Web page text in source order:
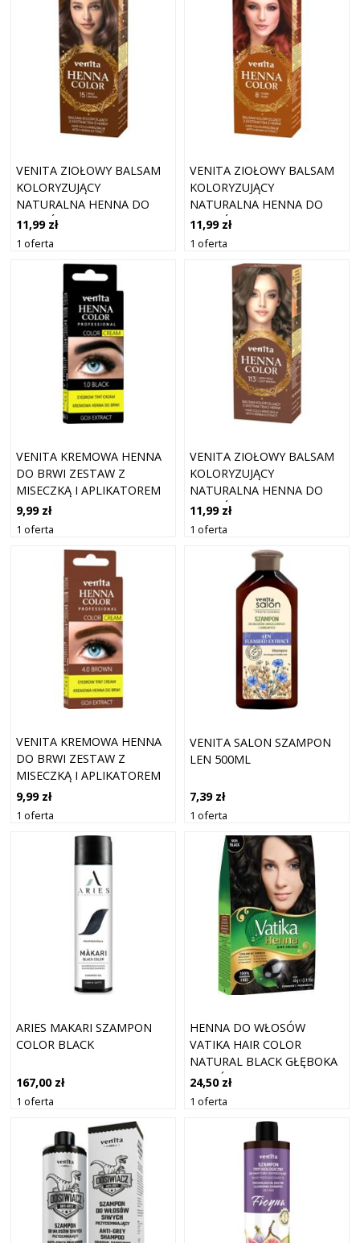
VENITA ZIOŁOWY BALSAM
KOLORYZUJĄCY
NATURALNA HENNA DO
WŁOSÓW 15 BRĄZ
11,99 zł
1 oferta
VENITA ZIOŁOWY BALSAM
KOLORYZUJĄCY
NATURALNA HENNA DO
WŁOSÓW 08 RUBIN
11,99 zł
1 oferta
VENITA KREMOWA HENNA
DO BRWI ZESTAW Z
MISECZKĄ I APLIKATOREM
1.0 CZARNA
9,99 zł
1 oferta
VENITA ZIOŁOWY BALSAM
KOLORYZUJĄCY
NATURALNA HENNA DO
WŁOSÓW 113 JASNY BRĄZ
11,99 zł
1 oferta
VENITA KREMOWA HENNA
DO BRWI ZESTAW Z
MISECZKĄ I APLIKATOREM
4.0 BRĄZ
9,99 zł
1 oferta
VENITA SALON SZAMPON
LEN 500ML
7,39 zł
1 oferta
ARIES MAKARI SZAMPON
COLOR BLACK
167,00 zł
1 oferta
HENNA DO WŁOSÓW
VATIKA HAIR COLOR
NATURAL BLACK GŁĘBOKA
CZERŃ 60G DABUR
24,50 zł
1 oferta